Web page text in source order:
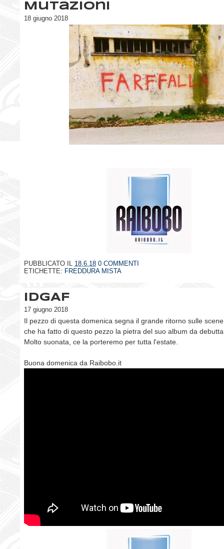
Mutazioni
18 giugno 2018
PUBBLICATO IL 18.6.18 0 COMMENTI
ETICHETTE: FREDDURA MISTA
IDGAF
17 giugno 2018
Il pezzo di questa domenica segna il grande ritorno sulle
che ha fatto di questo pezzo la pietra del suo album da
Molto suonata, ce la porteremo per tutta l'estate.
Buona domenica da Raibobo.it